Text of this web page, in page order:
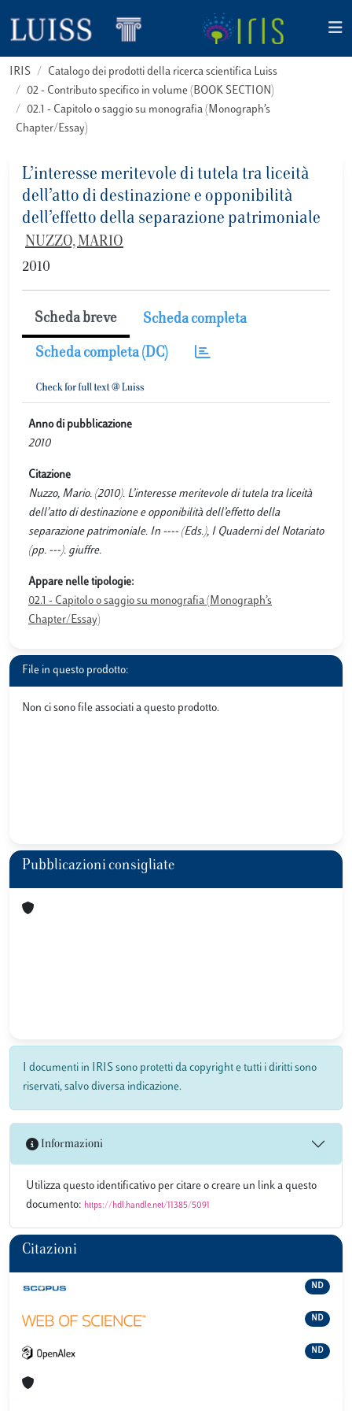
IRIS
Catalogo dei prodotti della ricerca scientifica Luiss
02 - Contributo specifico in volume (BOOK SECTION)
02.1 - Capitolo o saggio su monografia (Monograph’s
Chapter/Essay)
L’interesse meritevole di tutela tra liceità
dell’atto di destinazione e opponibilità
dell’effetto della separazione patrimoniale
NUZZO, MARIO
2010
Scheda breve Scheda completa
Scheda completa (DC)
Anno di pubblicazione
2010
Citazione
Nuzzo, Mario. (2010). L’interesse meritevole di tutela tra liceità
dell’atto di destinazione e opponibilità dell’effetto della
separazione patrimoniale. In ---- (Eds.), I Quaderni del Notariato
(pp. ---). giuffre.
Appare nelle tipologie:
02.1 - Capitolo o saggio su monografia (Monograph’s
Chapter/Essay)
File in questo prodotto:
Non ci sono file associati a questo prodotto.
Pubblicazioni consigliate
I documenti in IRIS sono protetti da copyright e tutti i diritti sono
riservati, salvo diversa indicazione.
Informazioni
Utilizza questo identificativo per citare o creare un link a questo
documento: https://hdl.handle.net/11385/5091
Citazioni
ND
ND
ND